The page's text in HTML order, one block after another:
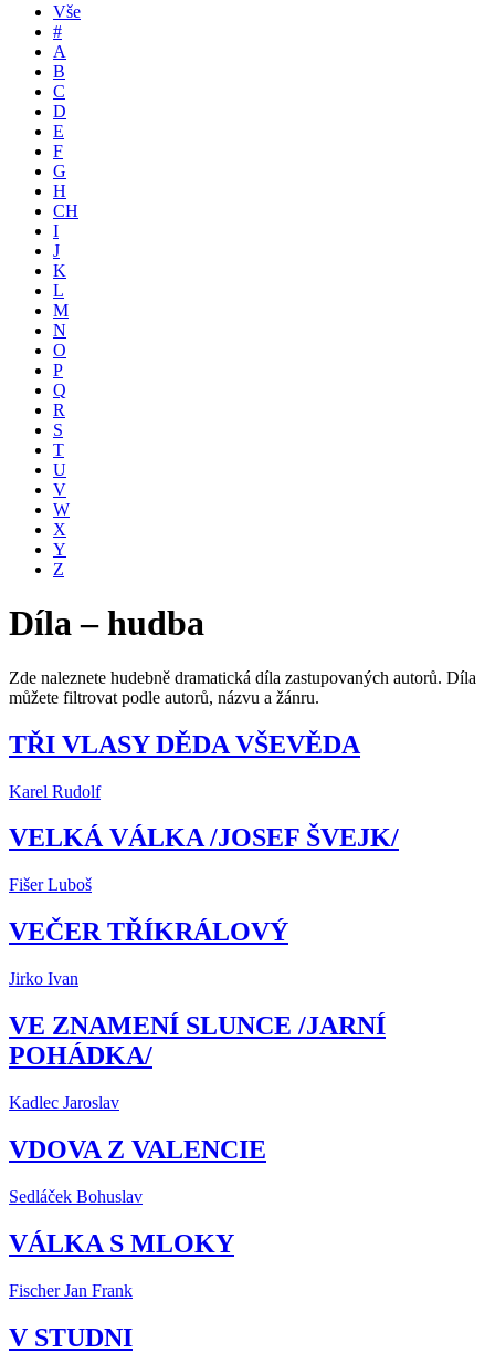
Vše
#
A
B
C
D
E
F
G
H
CH
I
J
K
L
M
N
O
P
Q
R
S
T
U
V
W
X
Y
Z
Díla – hudba
Zde naleznete hudebně dramatická díla zastupovaných autorů. Díla
můžete filtrovat podle autorů, názvu a žánru.
TŘI VLASY DĚDA VŠEVĚDA
Karel Rudolf
VELKÁ VÁLKA /JOSEF ŠVEJK/
Fišer Luboš
VEČER TŘÍKRÁLOVÝ
Jirko Ivan
VE ZNAMENÍ SLUNCE /JARNÍ
POHÁDKA/
Kadlec Jaroslav
VDOVA Z VALENCIE
Sedláček Bohuslav
VÁLKA S MLOKY
Fischer Jan Frank
V STUDNI